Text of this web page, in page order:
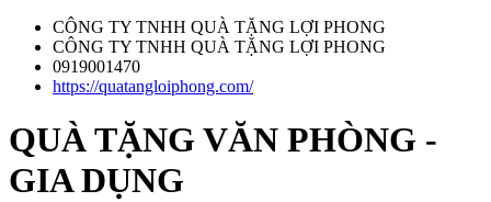
CÔNG TY TNHH QUÀ TẶNG LỢI PHONG
CÔNG TY TNHH QUÀ TẶNG LỢI PHONG
0919001470
https://quatangloiphong.com/
QUÀ TẶNG VĂN PHÒNG -
GIA DỤNG